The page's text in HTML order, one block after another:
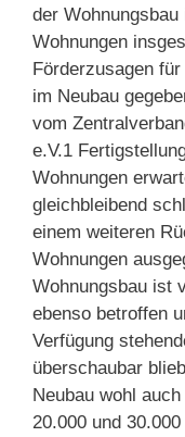
der
Wohnungen
Förderzusagen
im Neubau
vom
e.V.1
Wohnungen
gleichbleibend
einem weiteren
Wohnungen
Wohnungsbau ist
ebenso betroffen
Verfügung
überschaubar
Neubau wohl
20.000 und